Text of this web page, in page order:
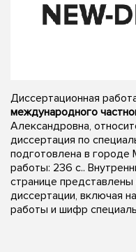
Диссертационная
международного
Александровна,
диссертация по
подготовлена в городе
работы: 236 с..
странице
диссертации, включая
работы и шифр